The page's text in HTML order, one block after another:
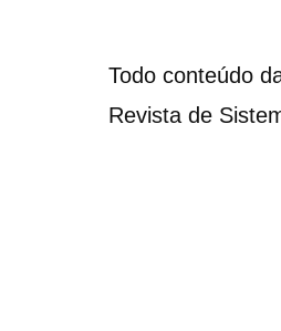
Todo conteúdo
Revista de